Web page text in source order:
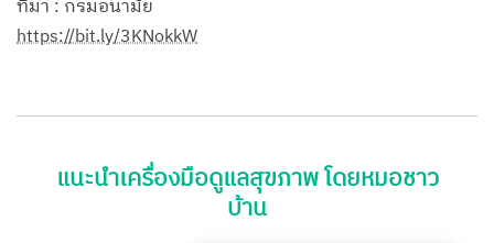
ที่มา : กรมอนามัย
https://bit.ly/3KNokkW
แนะนำเครื่องมือดูแลสุขภาพ โดยหมอชาว
บ้าน